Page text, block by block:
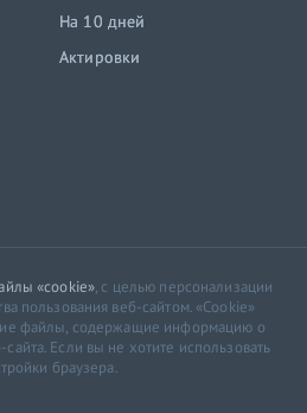
На 10 дней
Актировки
«cookie», с целью персонализации
пользования веб-сайтом. «Cookie»
файлы, содержащие информацию о
Если вы не хотите использовать
браузера.